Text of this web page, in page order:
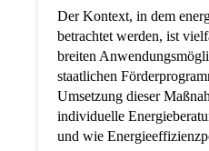
Der Kontext, in dem
betrachtet werden, ist
breiten
staatlichen
Umsetzung dieser
individuelle
und wie